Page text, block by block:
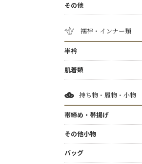
その他
襦袢・インナー類
半衿
肌着類
持ち物・履物・小物
帯締め・帯揚げ
その他小物
バッグ